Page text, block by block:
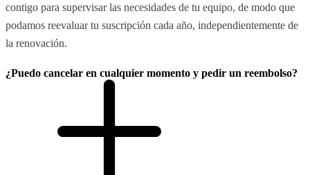
contigo para supervisar las necesidades de tu equipo, de modo que
podamos reevaluar tu suscripción cada año, independientemente de
la renovación.
¿Puedo cancelar en cualquier momento y pedir un reembolso?